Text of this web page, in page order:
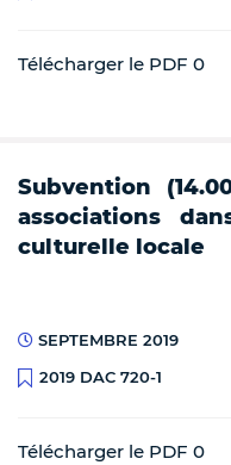
Télécharger le PDF 0
Subvention
associations
culturelle locale
SEPTEMBRE 2019
2019 DAC 720-1
Télécharger le PDF 0